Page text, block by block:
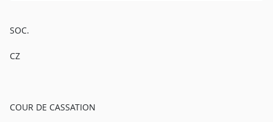
SOC.
CZ
COUR DE CASSATION